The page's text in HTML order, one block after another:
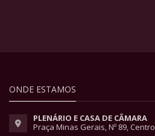
ONDE ESTAMOS
PLENÁRIO E CASA DE CÂMARA
Praça Minas Gerais, Nº 89, Centro